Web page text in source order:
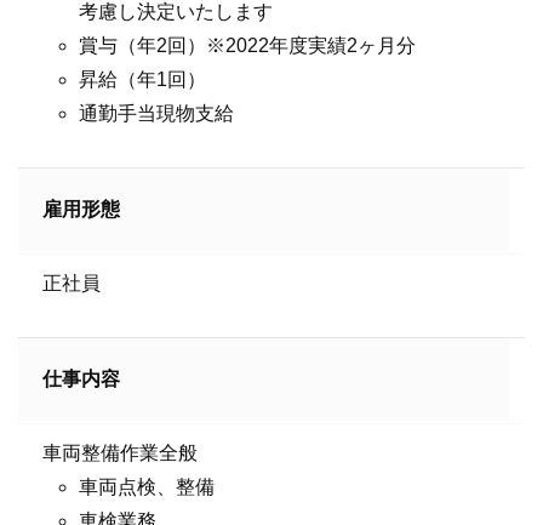
考慮し決定いたします
賞与（年2回）※2022年度実績2ヶ月分
昇給（年1回）
通勤手当現物支給
雇用形態
正社員
仕事内容
車両整備作業全般
車両点検、整備